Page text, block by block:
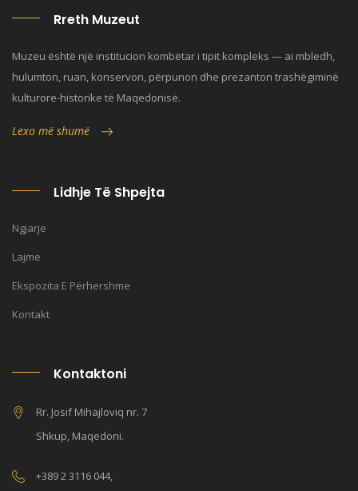
Rreth Muzeut
Muzeu është një institucion kombëtar i tipit kompleks — ai mbledh,
hulumton, ruan, konservon, përpunon dhe prezanton trashëgiminë
kulturore-historike të Maqedonisë.
Lexo më shumë
Lidhje Të Shpejta
Ngjarje
Lajme
Ekspozita E Përhershme
Kontakt
Kontaktoni
Rr. Josif Mihajloviq nr. 7
Shkup, Maqedoni.
+389 2 3116 044,